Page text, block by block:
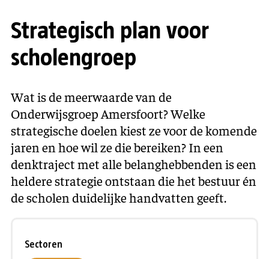
Strategisch plan voor
scholengroep
Wat is de meerwaarde van de
Onderwijsgroep Amersfoort? Welke
strategische doelen kiest ze voor de komende
jaren en hoe wil ze die bereiken? In een
denktraject met alle belanghebbenden is een
heldere strategie ontstaan die het bestuur én
de scholen duidelijke handvatten geeft.
Sectoren